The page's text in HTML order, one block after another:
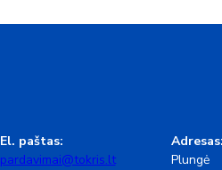
El. paštas:
pardavimai@tokris.lt
Plungė